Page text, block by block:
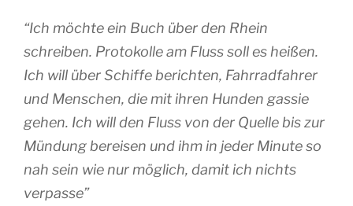
“Ich möchte ein Buch über den Rhein
schreiben. Protokolle am Flusssoll es heißen.
Ich will über Schiffe berichten, Fahrradfahrer
und Menschen, die mit ihren Hunden gassie
gehen. Ich will den Fluss von der Quelle bis zur
Mündung bereisen und ihm in jeder Minute so
nah sein wie nur möglich, damit ich nichts
verpasse”